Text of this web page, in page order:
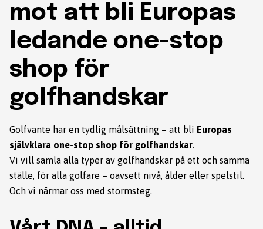
mot att bli Europas
ledande one-stop
shop för
golfhandskar
Golfvante har en tydlig målsättning – att bli Europas
självklara one-stop shop för golfhandskar.
Vi vill samla alla typer av golfhandskar på ett och samma
ställe, för alla golfare – oavsett nivå, ålder eller spelstil.
Och vi närmar oss med stormsteg.